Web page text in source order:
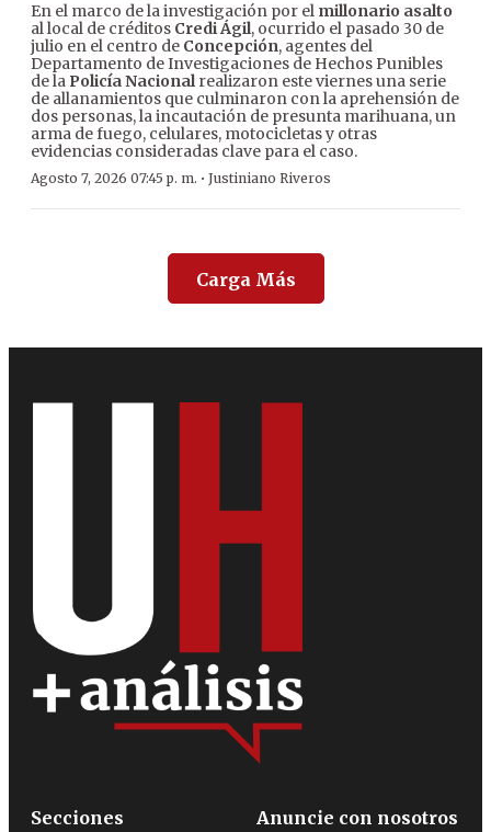
En el marco de la investigación por el millonario asalto
al local de créditos Credi Ágil, ocurrido el pasado 30 de
julio en el centro de Concepción, agentes del
Departamento de Investigaciones de Hechos Punibles
de la Policía Nacionalrealizaron este viernes una serie
de allanamientos que culminaron con la aprehensión de
dos personas, la incautación de presunta marihuana, un
arma de fuego, celulares, motocicletas y otras
evidencias consideradas clave para el caso.
Agosto 7, 2026 07:45 p. m. · Justiniano Riveros
Carga Más
Secciones
Anuncie con nosotros